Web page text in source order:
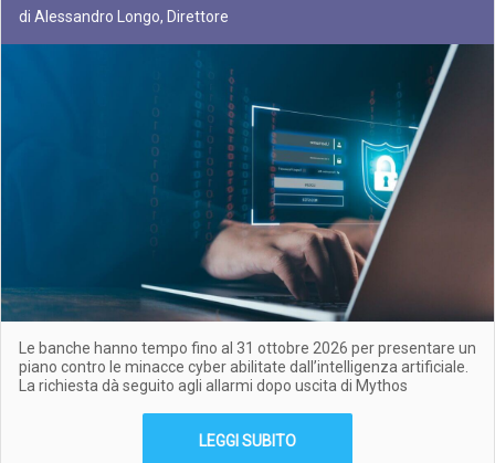
di Alessandro Longo, Direttore
Le banche hanno tempo fino al 31 ottobre 2026 per presentare un
piano contro le minacce cyber abilitate dall’intelligenza artificiale.
La richiesta dà seguito agli allarmi dopo uscita di Mythos
LEGGI SUBITO